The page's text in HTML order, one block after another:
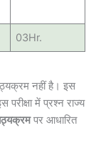
03Hr.
नहीं है। इस
परीक्षा में प्रश्न राज्य
पर आधारित